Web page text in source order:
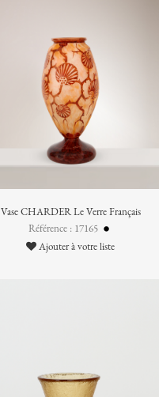
Vase CHARDER Le Verre Français
Référence : 17165
Ajouter à votre liste